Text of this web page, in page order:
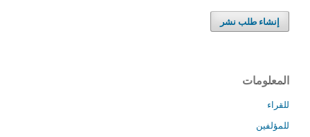
إنشاء طلب نشر
المعلومات
للقراء
للمؤلفين